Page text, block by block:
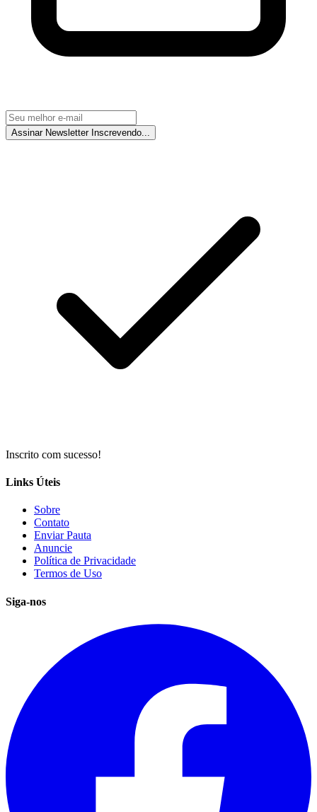
Assinar Newsletter Inscrevendo...
Inscrito com sucesso!
Links Úteis
Sobre
Contato
Enviar Pauta
Anuncie
Política de Privacidade
Termos de Uso
Siga-nos